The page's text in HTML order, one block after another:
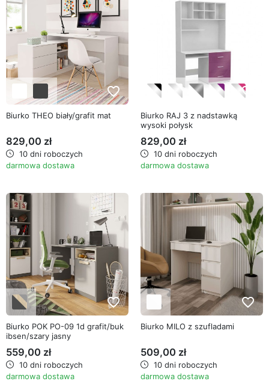
favorite_border
Biurko THEO biały/grafit mat
829,00 zł
10 dni roboczych
darmowa dostawa
favorite_border
Biurko RAJ 3 z nadstawką
wysoki połysk
829,00 zł
10 dni roboczych
darmowa dostawa
favorite_border
Biurko POK PO-09 1d grafit/buk
ibsen/szary jasny
559,00 zł
10 dni roboczych
darmowa dostawa
favorite_border
Biurko MILO z szufladami
509,00 zł
10 dni roboczych
darmowa dostawa